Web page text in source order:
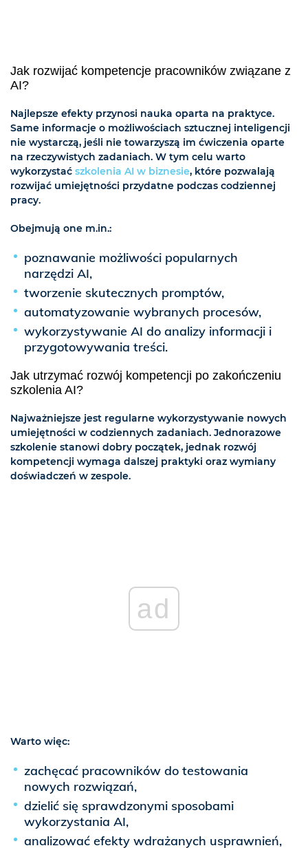
Jak rozwijać kompetencje pracowników związane z
AI?
Najlepsze efekty przynosi nauka oparta na praktyce.
Same informacje o możliwościach sztucznej inteligencji
nie wystarczą, jeśli nie towarzyszą im ćwiczenia oparte
na rzeczywistych zadaniach. W tym celu warto
wykorzystać szkolenia AI w biznesie, które pozwalają
rozwijać umiejętności przydatne podczas codziennej
pracy.
Obejmują one m.in.:
poznawanie możliwości popularnych
narzędzi AI,
tworzenie skutecznych promptów,
automatyzowanie wybranych procesów,
wykorzystywanie AI do analizy informacji i
przygotowywania treści.
Jak utrzymać rozwój kompetencji po zakończeniu
szkolenia AI?
Najważniejsze jest regularne wykorzystywanie nowych
umiejętności w codziennych zadaniach. Jednorazowe
szkolenie stanowi dobry początek, jednak rozwój
kompetencji wymaga dalszej praktyki oraz wymiany
doświadczeń w zespole.
ad
Warto więc:
zachęcać pracowników do testowania
nowych rozwiązań,
dzielić się sprawdzonymi sposobami
wykorzystania AI,
analizować efekty wdrażanych usprawnień,